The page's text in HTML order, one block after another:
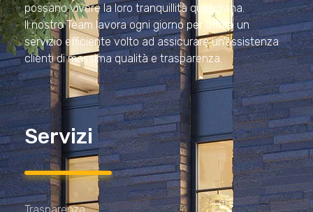
possano vivere la loro tranquillità quotidiana.
Il nostro Team lavora ogni giorno per offrire un
servizio efficiente volto ad assicurare un’assistenza
clienti di massima qualità e trasparenza.
Servizi
Trasparenza